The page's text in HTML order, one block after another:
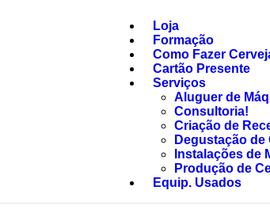
Loja
Formação
Como Fazer
Cartão Presente
Serviços
Aluguer de
Consultoria!
Criação de
Degustação de
Instalações de
Produção de
Equip. Usados